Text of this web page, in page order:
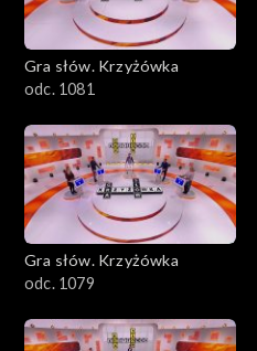
Gra słów. Krzyżówka
odc. 1081
Gra słów. Krzyżówka
odc. 1079